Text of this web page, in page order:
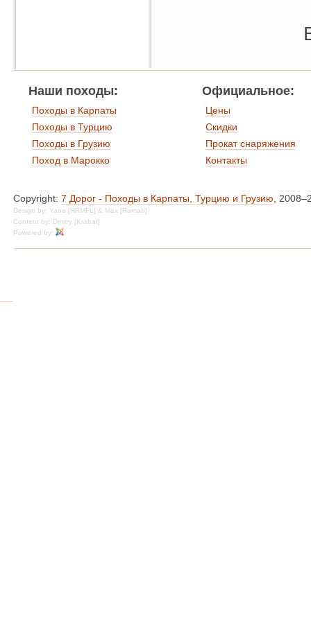
Наши походы:
Походы в Карпаты
Походы в Турцию
Походы в Грузию
Поход в Марокко
Официальное:
Цены
Скидки
Прокат снаряжения
Контакты
Copyright: 7 Дорог - Походы в Карпаты, Турцию и Грузию ,
Design by: Yana [HRMFL] & Max [Romah]
Content by: Dmitry [Krabat]
Powered by: